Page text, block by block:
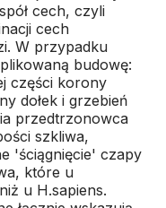
cech, czyli
cech
W przypadku
budowę:
części korony
dołek i grzebień
przedtrzonowca
szkliwa,
'ściągnięcie' czapy
które u
u H.sapiens.